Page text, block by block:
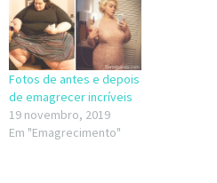
Fotos de antes e depois
de emagrecer incríveis
19 novembro, 2019
Em "Emagrecimento"